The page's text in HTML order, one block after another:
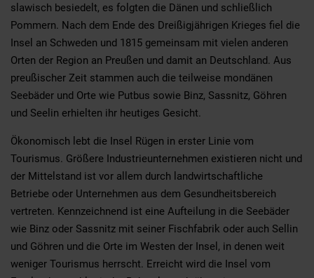
slawisch besiedelt, es folgten die Dänen und schließlich
Pommern. Nach dem Ende des Dreißigjährigen Krieges fiel die
Insel an Schweden und 1815 gemeinsam mit vielen anderen
Orten der Region an Preußen und damit an Deutschland. Aus
preußischer Zeit stammen auch die teilweise mondänen
Seebäder und Orte wie Putbus sowie Binz, Sassnitz, Göhren
und Seelin erhielten ihr heutiges Gesicht.
Ökonomisch lebt die Insel Rügen in erster Linie vom
Tourismus. Größere Industrieunternehmen existieren nicht und
der Mittelstand ist vor allem durch landwirtschaftliche
Betriebe oder Unternehmen aus dem Gesundheitsbereich
vertreten. Kennzeichnend ist eine Aufteilung in die Seebäder
wie Binz oder Sassnitz mit seiner Fischfabrik oder auch Sellin
und Göhren und die Orte im Westen der Insel, in denen weit
weniger Tourismus herrscht. Erreicht wird die Insel vom